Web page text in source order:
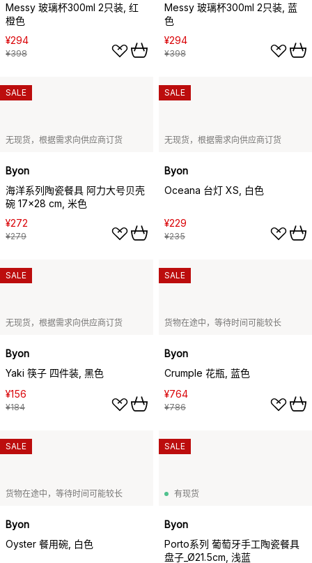
Messy 玻璃杯300ml 2只装, 红
橙色
¥294
¥398
Messy 玻璃杯300ml 2只装, 蓝
色
¥294
¥398
无现货，根据需求向供应商订货
Byon
海洋系列陶瓷餐具 阿力大号贝壳
碗 17x28 cm, 米色
¥272
¥279
SALE
无现货，根据需求向供应商订货
Byon
Oceana 台灯 XS, 白色
¥229
¥235
SALE
无现货，根据需求向供应商订货
Byon
Yaki 筷子 四件装, 黑色
¥156
¥184
SALE
货物在途中，等待时间可能较长
Byon
Crumple 花瓶, 蓝色
¥764
¥786
SALE
货物在途中，等待时间可能较长
Byon
Oyster 餐用碗, 白色
SALE
有现货
Byon
Porto系列 葡萄牙手工陶瓷餐具
盘子_Ø21.5cm, 浅蓝
SALE